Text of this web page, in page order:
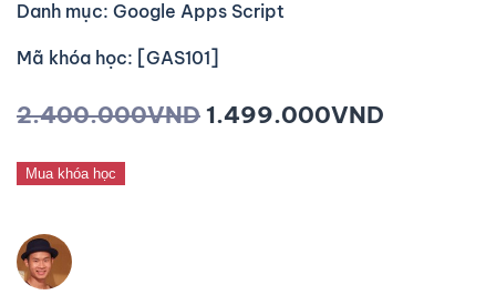
Danh mục: Google Apps Script
Mã khóa học: [GAS101]
2.400.000VND1.499.000VND
Mua khóa học